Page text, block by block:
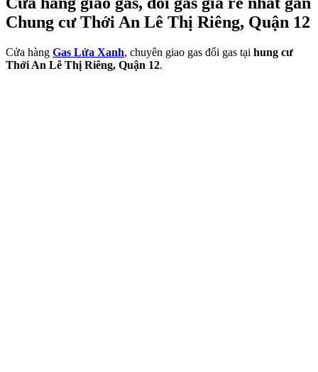
Chung cư Thới An Lê Thị Riêng, Quận 12
Cửa hàng Gas Lửa Xanh, chuyên giao gas đổi gas tại hung cư
Thới An Lê Thị Riêng, Quận 12.